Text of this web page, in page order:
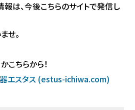
は、今後こちらのサイトで発信し
せ。
こちらから！
エスタス (estus-ichiwa.com)